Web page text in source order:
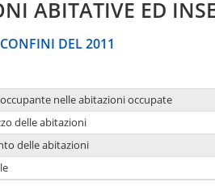
ABITATIVE ED
DEL 2011
nelle abitazioni occupate
delle abitazioni
delle abitazioni